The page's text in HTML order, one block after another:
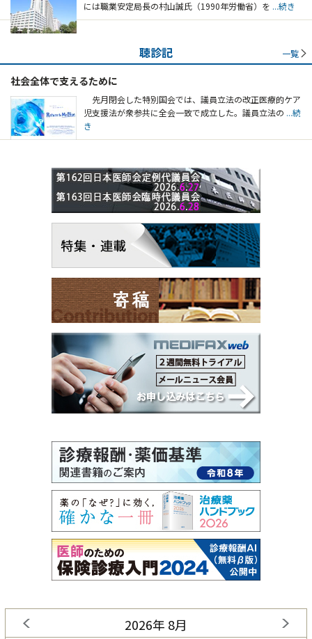
には職業安定局長の村山誠氏（1990年労働省）を ...続き
聴診記 一覧
社会全体で支えるために
先月閉会した特別国会では、議員立法の改正医療的ケア
児支援法が衆参共に全会一致で成立した。議員立法の ...続
き
2026年 8月